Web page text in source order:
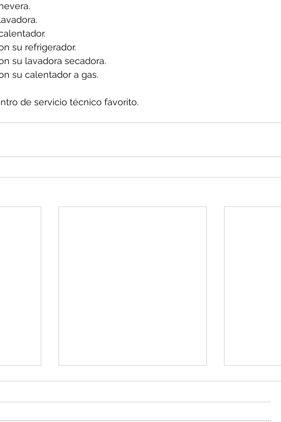
su refrigerador.
su lavadora secadora.
su calentador a gas.
de servicio técnico favorito.